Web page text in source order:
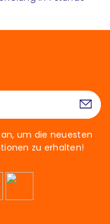
um die neuesten
zu erhalten!